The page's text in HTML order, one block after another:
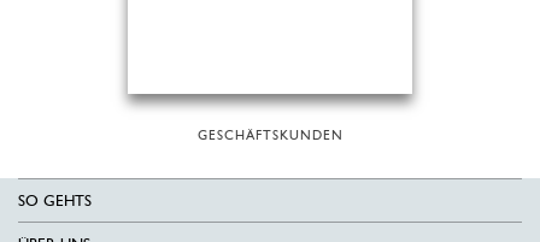
GESCHÄFTSKUNDEN
SO GEHTS